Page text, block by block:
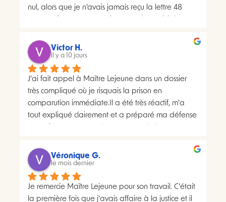
nul, alors que je n’avais jamais reçu la lettre 48
distributions à deux dates différentes, ce qui me
semblait présenter une anomalie nécessitant une
analyse juridique.Après avoir consulté les
nombreux avis positifs concernant Maître Lejeune,
je lui ai envoyé par courriel l’intégralité de mon
dossier. Je lui ai également demandé, à plusieurs
reprises, de m’indiquer clairement le montant de
proposé un rendez-vous de 30 minutes facturé
200 euros. Pourtant, il disposait déjà de toutes les
pièces de mon dossier et semblait considérer que
les chances de succès d’un recours étaient très
Victor H.
il y a 10 jours
J'ai fait appel à Maître Lejeune dans un dossier
très compliqué où je risquais la prison en
comparution immédiate.Il a été très réactif, m'a
tout expliqué clairement et a préparé ma défense
sérieux, humain et très investi. Merci encore pour
tout, je le recommande sans hésiter.
Véronique G.
le mois dernier
Je remercie Maître Lejeune pour son travail. C'était
la première fois que j'avais affaire à la justice et il